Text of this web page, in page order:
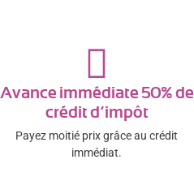
Avance immédiate 50% de
crédit d’impôt
Payez moitié prix grâce au crédit
immédiat.